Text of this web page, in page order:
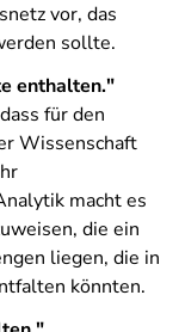
vor, das
sollte.
enthalten."
für den
Wissenschaft
macht es
die ein
liegen, die in
könnten.